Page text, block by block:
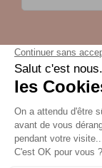
Paiement